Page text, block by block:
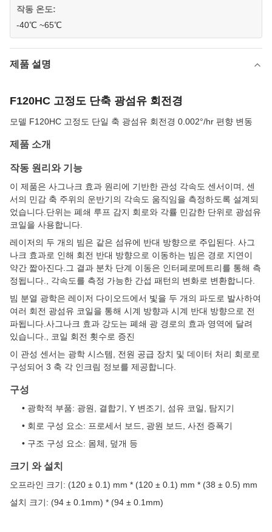
작동 온도:
-40℃ ~65℃
제품 설명
F120HC 고정도 단축 광섬유 회전경
모델 F120HC 고정도 단일 축 광섬유 회전경 0.002°/hr 편향 변동
제품 소개
작동 원리와 기능
이 제품은 사그나크 효과 원리에 기반한 관성 각속도 센서이며, 센
서의 민감 축 주위의 운반기의 각속도 움직임을 측정하도록 설계되
었습니다.단위는 폐쇄 루프 감지 회로와 각률 민감한 단위로 광섬유
코일을 사용합니다.
레이저의 두 개의 빔은 같은 섬유에 반대 방향으로 주입된다. 사그
나크 효과로 인해 회전 반대 방향으로 이동하는 빔은 경로 지연이
약간 짧아진다.그 결과 분차 단계 이동은 인터페로메트리를 통해 측
정됩니다., 각속도를 측정 가능한 간섭 패턴의 변화로 변환합니다.
빔 분열 광학은 레이저 다이오드에서 빛을 두 개의 파도로 발사하여
여러 회전 광섬유 코일을 통해 시계 방향과 시계 반대 방향으로 전
파됩니다.사그나크 효과 강도는 폐쇄 광 경로의 효과 영역에 달려
있습니다., 코일 회전 횟수로 증진
이 관성 센서는 광학 시스템, 전원 공급 장치 및 데이터 처리 회로로
구성되어 3 축 각 인크림 정보를 제공합니다.
구성
• 광학적 부품: 광원, 결합기, Y 변조기, 섬유 코일, 탐지기
• 회로 구성 요소: 프로세서 보드, 광원 보드, 사전 증폭기
• 구조 구성 요소: 몸체, 덮개 등
크기 와 설치
오프라인 크기: (120 ± 0.1) mm * (120 ± 0.1) mm * (38 ± 0.5) mm
설치 크기: (94 ± 0.1mm) * (94 ± 0.1mm)